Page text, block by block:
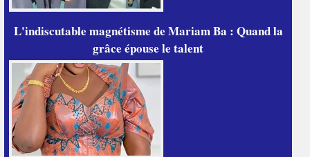
L'indiscutable magnétisme de Mariam Ba : Quand la
grâce épouse le talent